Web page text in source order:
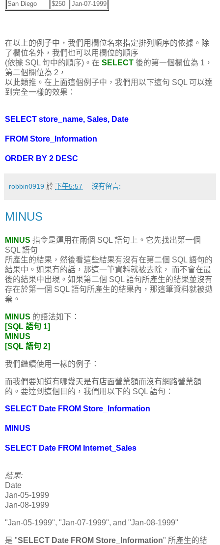
San Diego $250 Jan-07-1999
在以上的例子中，我們用欄位名來指定排列順序的依據。除
了欄位名外，我們也可以用欄位的順序
(依據 SQL 句中的順序)。在 SELECT 後的第一個欄位為 1，
第二個欄位為 2，
以此類推。在上面這個例子中，我們用以下這句 SQL 可以達
到完全一樣的效果：
SELECT store_name, Sales, Date
FROM Store_Information
ORDER BY 2 DESC
robbin0919 於 下午5:57 沒有留言:
MINUS
MINUS 指令是運用在兩個 SQL 語句上。它先找出第一個
SQL 語句
所產生的結果，然後看這些結果有沒有在第二個 SQL 語句的
結果中。如果有的話，那這一筆資料就被去除， 而不會在最
後的結果中出現。如果第二個 SQL 語句所產生的結果並沒有
存在於第一個 SQL 語句所產生的結果內，那這筆資料就被拋
棄。
MINUS 的語法如下：
[SQL 語句 1]
MINUS
[SQL 語句 2]
我們繼續使用一樣的例子：
而我們要知道有哪幾天是有店面營業額而沒有網路營業額
的。要達到這個目的，我們用以下的 SQL 語句：
SELECT Date FROM Store_Information
MINUS
SELECT Date FROM Internet_Sales
結果:
Date
Jan-05-1999
Jan-08-1999
"Jan-05-1999", "Jan-07-1999", and "Jan-08-1999"
是 "SELECT Date FROM Store_Information" 所產生的結